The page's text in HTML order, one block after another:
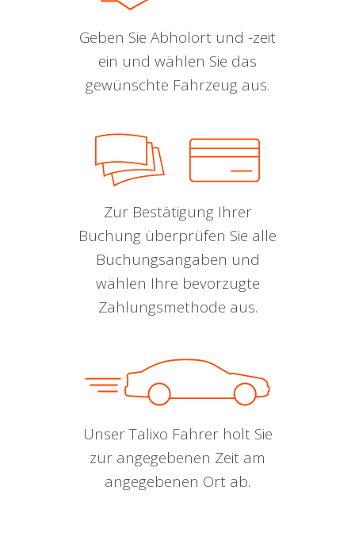
Geben Sie Abholort und -zeit
ein und wählen Sie das
gewünschte Fahrzeug aus.
Zur Bestätigung Ihrer
Buchung überprüfen Sie alle
Buchungsangaben und
wählen Ihre bevorzugte
Zahlungsmethode aus.
Unser Talixo Fahrer holt Sie
zur angegebenen Zeit am
angegebenen Ort ab.